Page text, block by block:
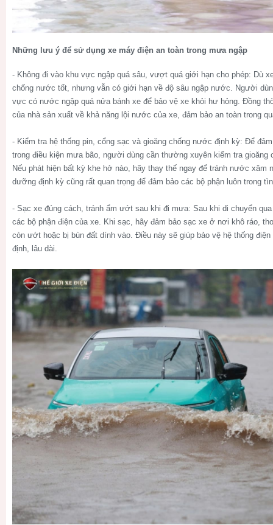
Những lưu ý để sử dụng xe máy điện an toàn trong mưa ngập
- Không đi vào khu vực ngập quá sâu, vượt quá giới hạn cho phép: Dù
chống nước tốt, nhưng vẫn có giới hạn về độ sâu ngập nước. Người
vực có nước ngập quá nửa bánh xe để bảo vệ xe khỏi hư hỏng. Đồng
của nhà sản xuất về khả năng lội nước của xe, đảm bảo an toàn trong
- Kiểm tra hệ thống pin, cổng sạc và gioăng chống nước định kỳ: Để
trong điều kiện mưa bão, người dùng cần thường xuyên kiểm tra gioăng
Nếu phát hiện bất kỳ khe hở nào, hãy thay thế ngay để tránh nước xâm
dưỡng định kỳ cũng rất quan trọng để đảm bảo các bộ phận luôn trong
- Sạc xe đúng cách, tránh ẩm ướt sau khi đi mưa: Sau khi di chuyển
các bộ phận điện của xe. Khi sạc, hãy đảm bảo sạc xe ở nơi khô ráo,
còn ướt hoặc bị bùn đất dính vào. Điều này sẽ giúp bảo vệ hệ thống
định, lâu dài.